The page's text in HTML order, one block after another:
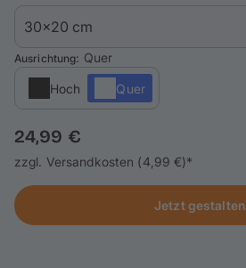
Anlässe
Service
Anmelden / Registrieren
Reisekollektion
Ausrichtung: Quer
Hoch Quer
24,99 €
zzgl. Versandkosten (4,99 €)*
Jetzt gestalten